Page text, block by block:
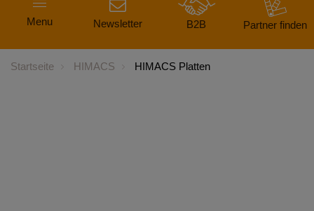
Navigation
ein-
ausblenden
Menu Newsletter B2B Partner finden
Startseite HIMACS HIMACS Platten